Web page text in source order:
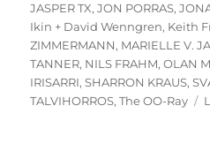
JASPER TX,JON PORRAS,
Ikin + David Wenngren, Keith
ZIMMERMANN, MARIELLE V.
TANNER, NILS FRAHM,OLAN
IRISARRI,SHARRON KRAUS,
TALVIHORROS,The OO-Ray